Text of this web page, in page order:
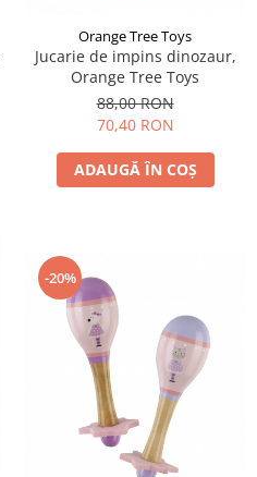
Orange Tree Toys
Jucarie de impins dinozaur,
Orange Tree Toys
88,00 RON
70,40 RON
ADAUGĂ ÎN COȘ
-20%